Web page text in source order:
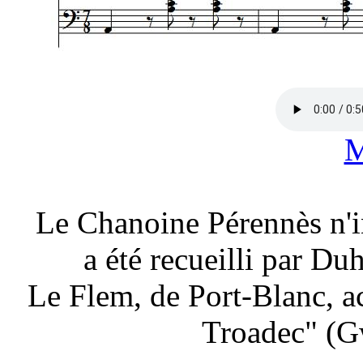
Le Chanoine Pérennès
a été recueilli par
Le Flem, de Port-Blanc,
Troadec"